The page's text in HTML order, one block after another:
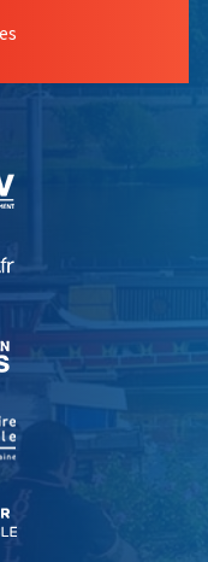
, Ouvre une nouvelle
, Ouvre une nouvelle